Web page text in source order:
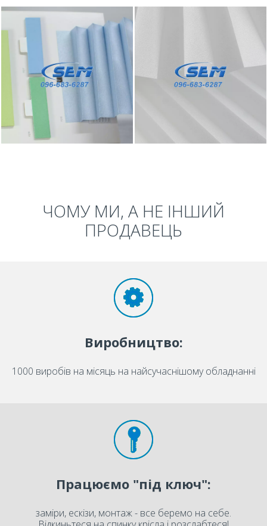
ЧОМУ МИ, А НЕ ІНШИЙ
ПРОДАВЕЦЬ
Виробництво:
1000 виробів на місяць на найсучаснішому обладнанні
Працюємо "під ключ":
заміри, ескізи, монтаж - все беремо на себе.